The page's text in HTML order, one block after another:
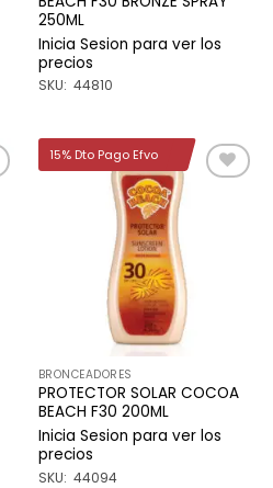
250ML
Inicia Sesion para ver los
precios
SKU: 44810
BRONCEADORES
PROTECTOR SOLAR COCOA
BEACH F30 200ML
Inicia Sesion para ver los
precios
SKU: 44094
15% Dto Pago Efvo